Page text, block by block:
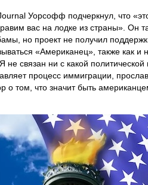
Уорсофф подчеркнул, что
вас на лодке из страны». Он
но проект не получил
«Американец», также как и
не связан ни с какой
процесс иммиграции,
о том, что значит быть